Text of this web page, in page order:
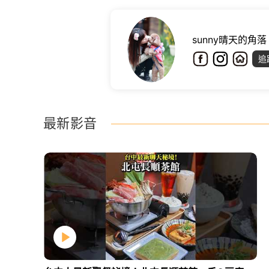
sunny晴天的角落
追
最新影音